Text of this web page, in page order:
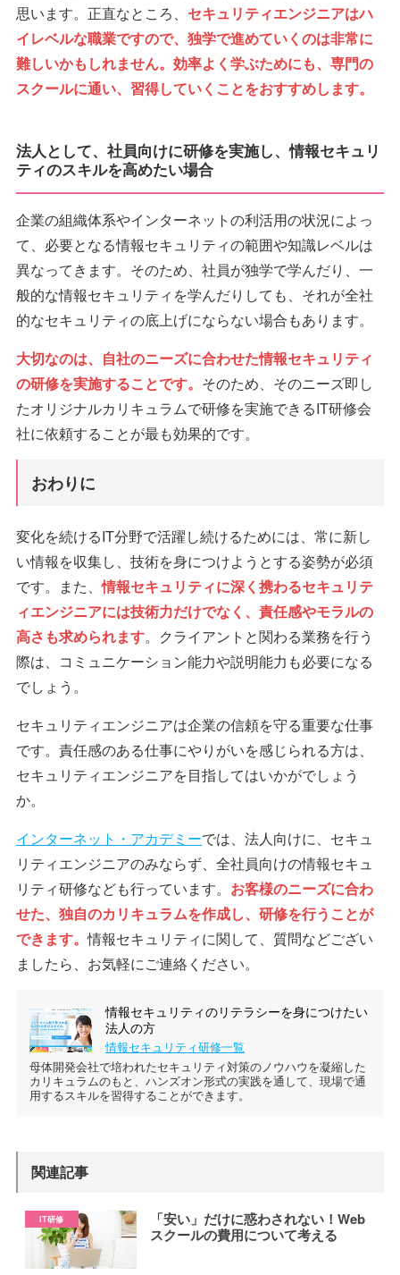
思います。正直なところ、 セキュリティエンジニアはハ
イレベルな職業ですので、独学で進めていくのは非常に
難しいかもしれません。効率よく学ぶためにも、専門の
スクールに通い、習得していくことをおすすめします。
法人として、社員向けに研修を実施し、情報セキュリ
ティのスキルを高めたい場合
企業の組織体系やインターネットの利活用の状況によっ
て、必要となる情報セキュリティの範囲や知識レベルは
異なってきます。そのため、社員が独学で学んだり、一
般的な情報セキュリティを学んだりしても、それが全社
的なセキュリティの底上げにならない場合もあります。
大切なのは、自社のニーズに合わせた情報セキュリティ
の研修を実施することです。 そのため、そのニーズ即し
たオリジナルカリキュラムで研修を実施できるIT研修会
社に依頼することが最も効果的です。
おわりに
変化を続けるIT分野で活躍し続けるためには、常に新し
い情報を収集し、技術を身につけようとする姿勢が必須
です。また、情報セキュリティに深く携わるセキュリテ
ィエンジニアには技術力だけでなく、責任感やモラルの
高さも求められます。クライアントと関わる業務を行う
際は、コミュニケーション能力や説明能力も必要になる
でしょう。
セキュリティエンジニアは企業の信頼を守る重要な仕事
です。責任感のある仕事にやりがいを感じられる方は、
セキュリティエンジニアを目指してはいかがでしょう
か。
インターネット・アカデミーでは、法人向けに、セキュ
リティエンジニアのみならず、全社員向けの情報セキュ
リティ研修なども行っています。 お客様のニーズに合わ
せた、独自のカリキュラムを作成し、研修を行うことが
できます。情報セキュリティに関して、質問などござい
ましたら、お気軽にご連絡ください。
情報セキュリティのリテラシーを身につけたい
法人の方
情報セキュリティ研修一覧
母体開発会社で培われたセキュリティ対策のノウハウを凝縮した
カリキュラムのもと、ハンズオン形式の実践を通して、現場で通
用するスキルを習得することができます。
関連記事
「安い」だけに惑わされない！Web
スクールの費用について考える